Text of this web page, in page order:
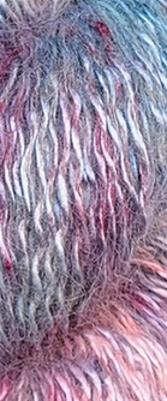
fernhalten. Bitte
Allergien oder
angegebene
sämtliche Pflege-